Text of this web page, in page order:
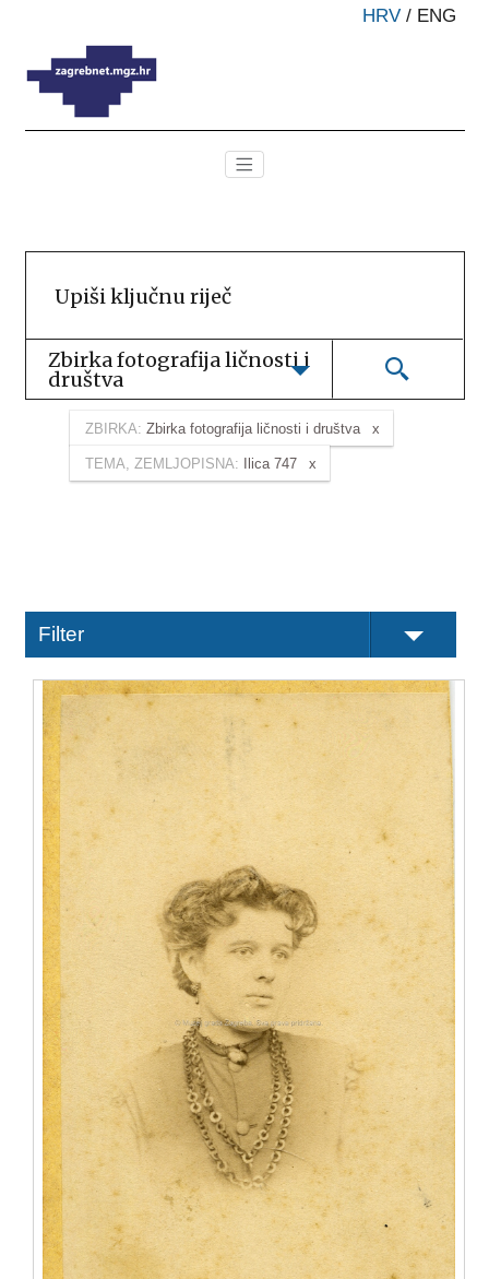
HRV / ENG
Zbirka fotografija ličnosti i
društva
ZBIRKA: Zbirka fotografija ličnosti i društva
TEMA, ZEMLJOPISNA: Ilica 747
Filter